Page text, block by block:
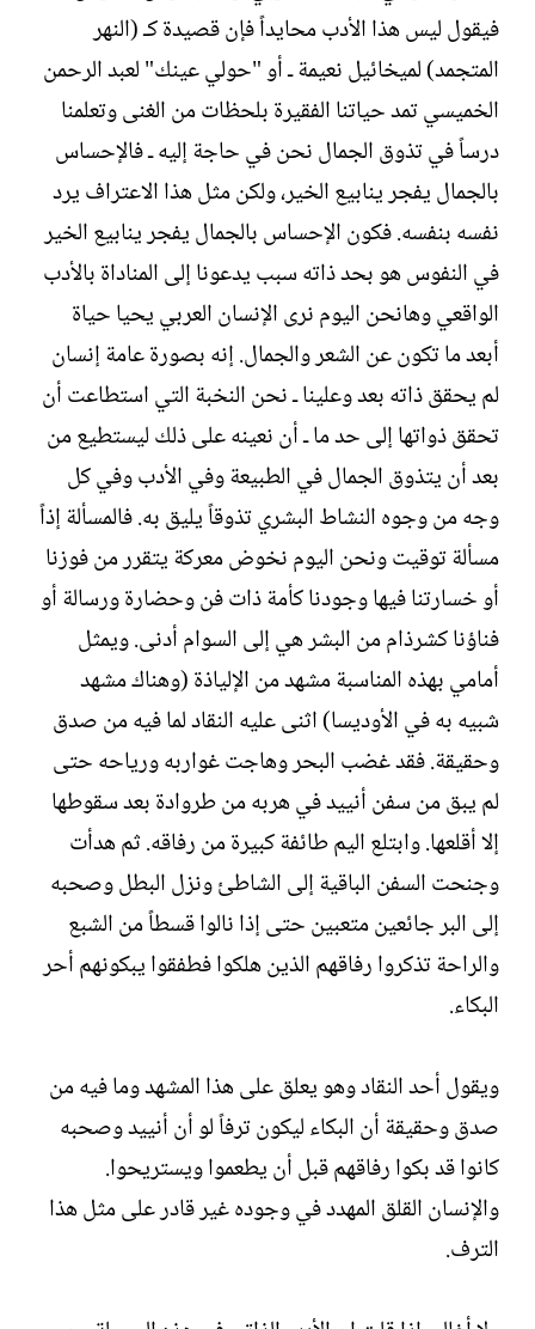
فيقول ليس هذا الأدب محايداً فإن قصيدة كـ (النهر
المتجمد) لميخائيل نعيمة ـ أو "حولي عينك" لعبد الرحمن
الخميسي تمد حياتنا الفقيرة بلحظات من الغنى وتعلمنا
درساً في تذوق الجمال نحن في حاجة إليه ـ فالإحساس
بالجمال يفجر ينابيع الخير، ولكن مثل هذا الاعتراف يرد
نفسه بنفسه. فكون الإحساس بالجمال يفجر ينابيع الخير
في النفوس هو بحد ذاته سبب يدعونا إلى المناداة بالأدب
الواقعي وهانحن اليوم نرى الإنسان العربي يحيا حياة
أبعد ما تكون عن الشعر والجمال. إنه بصورة عامة إنسان
لم يحقق ذاته بعد وعلينا ـ نحن النخبة التي استطاعت أن
تحقق ذواتها إلى حد ما ـ أن نعينه على ذلك ليستطيع من
بعد أن يتذوق الجمال في الطبيعة وفي الأدب وفي كل
وجه من وجوه النشاط البشري تذوقاً يليق به. فالمسألة إذاً
مسألة توقيت ونحن اليوم نخوض معركة يتقرر من فوزنا
أو خسارتنا فيها وجودنا كأمة ذات فن وحضارة ورسالة أو
فناؤنا كشرذام من البشر هي إلى السوام أدنى. ويمثل
أمامي بهذه المناسبة مشهد من الإلياذة (وهناك مشهد
شبيه به في الأوديسا) اثنى عليه النقاد لما فيه من صدق
وحقيقة. فقد غضب البحر وهاجت غواربه ورياحه حتى
لم يبق من سفن أنييد في هربه من طروادة بعد سقوطها
إلا أقلعها. وابتلع اليم طائفة كبيرة من رفاقه. ثم هدأت
وجنحت السفن الباقية إلى الشاطئ ونزل البطل وصحبه
إلى البر جائعين متعبين حتى إذا نالوا قسطاً من الشبع
والراحة تذكروا رفاقهم الذين هلكوا فطفقوا يبكونهم أحر
البكاء.‏
ويقول أحد النقاد وهو يعلق على هذا المشهد وما فيه من
صدق وحقيقة أن البكاء ليكون ترفاً لو أن أنييد وصحبه
كانوا قد بكوا رفاقهم قبل أن يطعموا ويستريحوا.
والإنسان القلق المهدد في وجوده غير قادر على مثل هذا
الترف.‏